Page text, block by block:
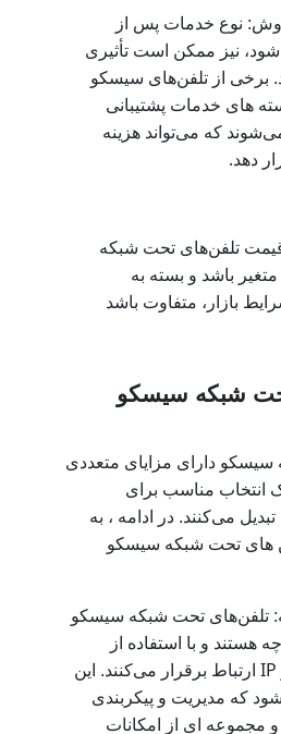
نوع خدمات پس از
نیز ممکن است تأثیری
برخی از تلفن‌های سیسکو
‌های خدمات پشتیبانی
که می‌تواند هزینه
دهد.
تلفن‌های تحت شبکه
باشد و بسته به
شبکه سیسکو
دارای مزایای متعددی
انتخاب مناسب برای
می‌کنند. در ادامه ، به
‌های تحت شبکه سیسکو
تلفن‌های تحت شبکه سیسکو
هستند و با استفاده از
IP ارتباط برقرار می‌کنند. این
که مدیریت و پیکربندی
مجموعه ‌ای از امکانات